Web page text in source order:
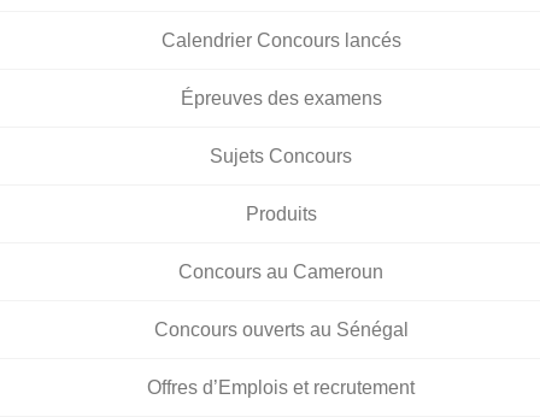
Calendrier Concours lancés
Épreuves des examens
Sujets Concours
Produits
Concours au Cameroun
Concours ouverts au Sénégal
Offres d’Emplois et recrutement